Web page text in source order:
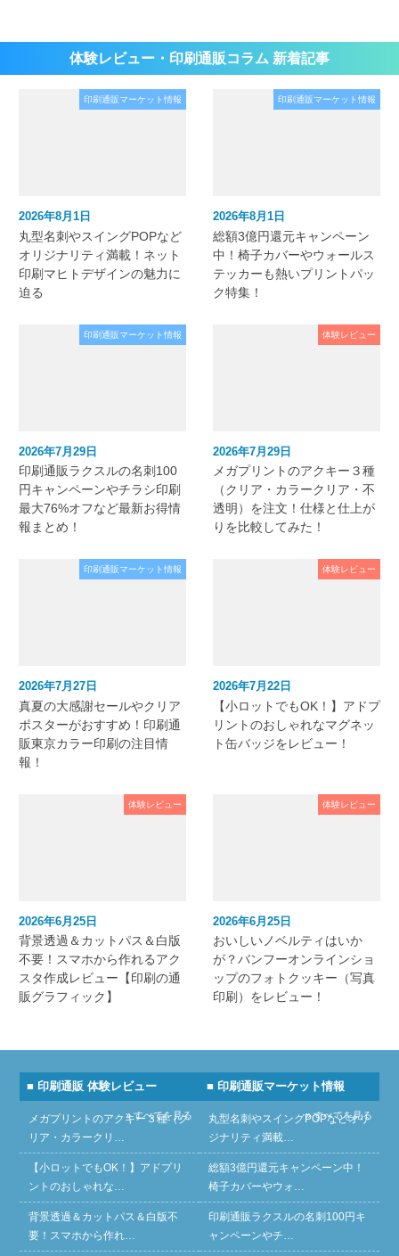
体験レビュー・印刷通販コラム 新着記事
印刷通販マーケット情報
2026年8月1日
丸型名刺やスイングPOPなど
オリジナリティ満載！ネット
印刷マヒトデザインの魅力に
迫る
印刷通販マーケット情報
2026年8月1日
総額3億円還元キャンペーン
中！椅子カバーやウォールス
テッカーも熱いプリントパッ
ク特集！
印刷通販マーケット情報
2026年7月29日
印刷通販ラクスルの名刺100
円キャンペーンやチラシ印刷
最大76%オフなど最新お得情
報まとめ！
体験レビュー
2026年7月29日
メガプリントのアクキー３種
（クリア・カラークリア・不
透明）を注文！仕様と仕上が
りを比較してみた！
印刷通販マーケット情報
2026年7月27日
真夏の大感謝セールやクリア
ポスターがおすすめ！印刷通
販東京カラー印刷の注目情
報！
体験レビュー
2026年7月22日
【小ロットでもOK！】アドプ
リントのおしゃれなマグネッ
ト缶バッジをレビュー！
体験レビュー
2026年6月25日
背景透過＆カットパス＆白版
不要！スマホから作れるアク
スタ作成レビュー【印刷の通
販グラフィック】
体験レビュー
2026年6月25日
おいしいノベルティはいか
が？バンフーオンラインショ
ップのフォトクッキー（写真
印刷）をレビュー！
■ 印刷通販 体験レビュー
» すべてを見る
メガプリントのアクキー３種（ク
リア・カラークリ…
【小ロットでもOK！】アドプリ
ントのおしゃれな…
背景透過＆カットパス＆白版不
要！スマホから作れ…
■ 印刷通販マーケット情報
» すべてを見る
丸型名刺やスイングPOPなどオリ
ジナリティ満載…
総額3億円還元キャンペーン中！
椅子カバーやウォ…
印刷通販ラクスルの名刺100円キ
ャンペーンやチ…